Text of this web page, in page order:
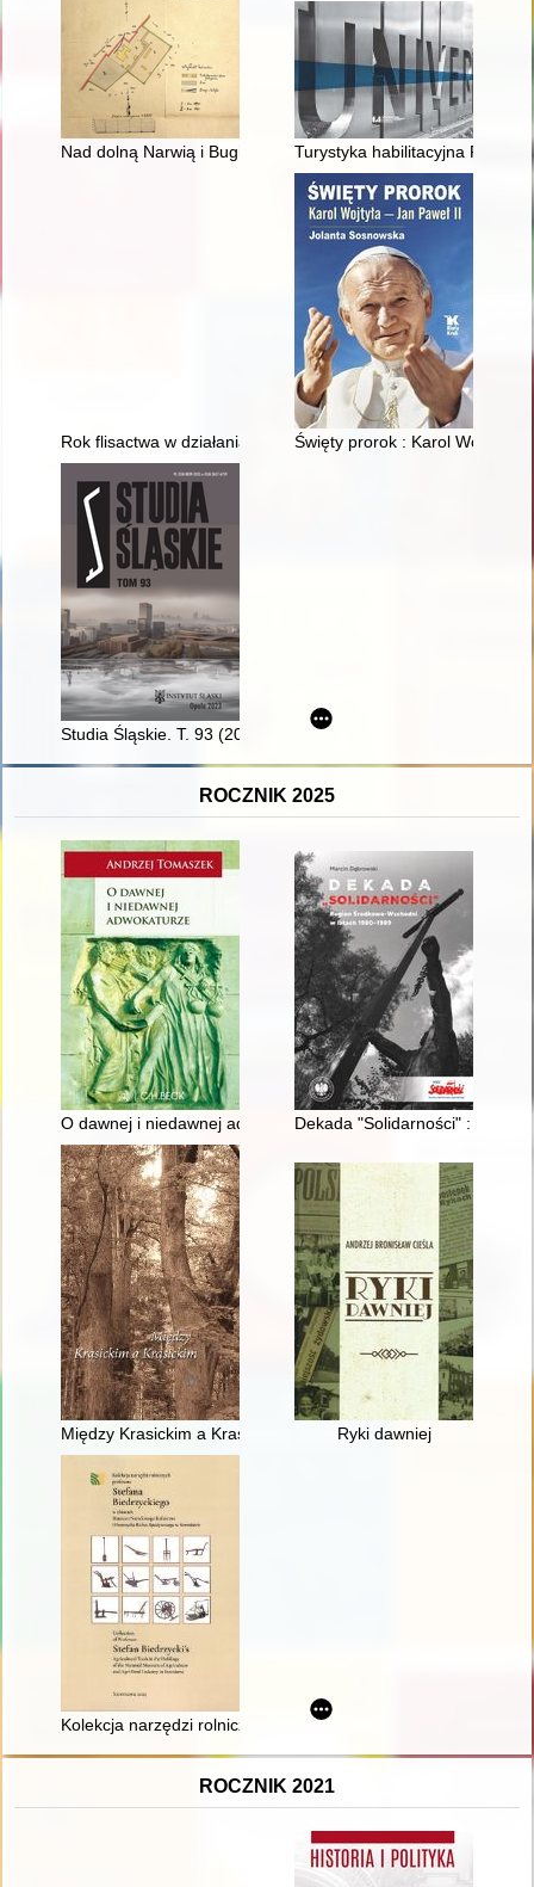
Nad dolną Narwią i Bugiem : badania DNA rodzin ze
Turystyka habilitacyjna
Rok flisactwa w działaniach Towarzystwa Miłośników
Święty prorok : Karol Wojtyła -
Studia Śląskie. T. 93 (2023)
ROCZNIK 2025
O dawnej i niedawnej adwokaturzeDekada "Solidarności" :
Między Krasickim a Krasickim Ryki dawniej
Kolekcja narzędzi rolniczych profesora Stefana
ROCZNIK 2021